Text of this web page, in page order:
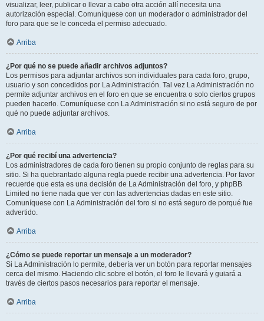
visualizar, leer, publicar o llevar a cabo otra acción allí necesita una
autorización especial. Comuníquese con un moderador o administrador del
foro para que se le conceda el permiso adecuado.
Arriba
¿Por qué no se puede añadir archivos adjuntos?
Los permisos para adjuntar archivos son individuales para cada foro, grupo,
usuario y son concedidos por La Administración. Tal vez La Administración no
permite adjuntar archivos en el foro en que se encuentra o solo ciertos grupos
pueden hacerlo. Comuníquese con La Administración si no está seguro de por
qué no puede adjuntar archivos.
Arriba
¿Por qué recibí una advertencia?
Los administradores de cada foro tienen su propio conjunto de reglas para su
sitio. Si ha quebrantado alguna regla puede recibir una advertencia. Por favor
recuerde que esta es una decisión de La Administración del foro, y phpBB
Limited no tiene nada que ver con las advertencias dadas en este sitio.
Comuníquese con La Administración del foro si no está seguro de porqué fue
advertido.
Arriba
¿Cómo se puede reportar un mensaje a un moderador?
Si La Administración lo permite, debería ver un botón para reportar mensajes
cerca del mismo. Haciendo clic sobre el botón, el foro le llevará y guiará a
través de ciertos pasos necesarios para reportar el mensaje.
Arriba